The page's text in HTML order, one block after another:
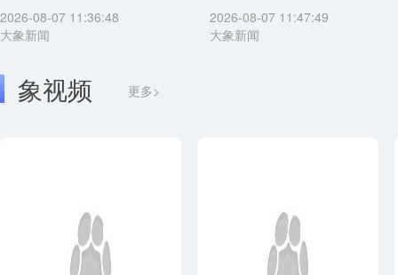
2026-08-07 11:36:48
大象新闻
2026-08-07 11:47:49
大象新闻
象视频 更多>